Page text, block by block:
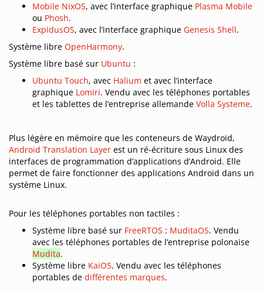
Mobile NixOS, avec l’interface graphique Plasma Mobile
ou Phosh.
ExpidusOS, avec l’interface graphique Genesis Shell.
Système libre OpenHarmony.
Système libre basé sur Ubuntu :
Ubuntu Touch, avec Halium et avec l’interface
graphique Lomiri. Vendu avec les téléphones portables
et les tablettes de l’entreprise allemande Volla Systeme.
Plus légère en mémoire que les conteneurs de Waydroid,
Android Translation Layer est un ré-écriture sous Linux des
interfaces de programmation d’applications d’Android. Elle
permet de faire fonctionner des applications Android dans un
système Linux.
Pour les téléphones portables non tactiles :
Système libre basé sur FreeRTOS : MuditaOS. Vendu
avec les téléphones portables de l’entreprise polonaise
Mudita.
Système libre KaiOS. Vendu avec les téléphones
portables de différentes marques.